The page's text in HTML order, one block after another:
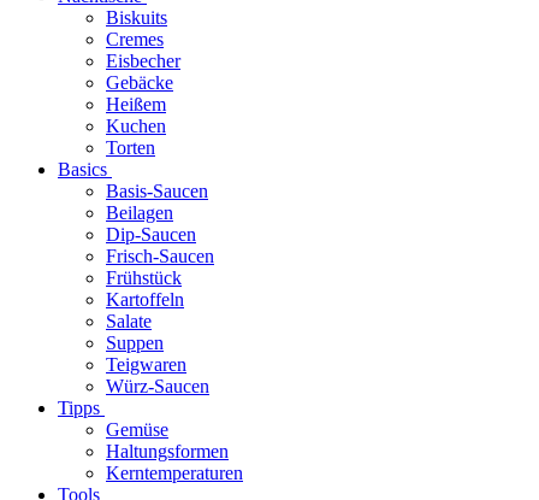
Biskuits
Cremes
Eisbecher
Gebäcke
Heißem
Kuchen
Torten
Basics
Basis-Saucen
Beilagen
Dip-Saucen
Frisch-Saucen
Frühstück
Kartoffeln
Salate
Suppen
Teigwaren
Würz-Saucen
Tipps
Gemüse
Haltungsformen
Kerntemperaturen
Tools